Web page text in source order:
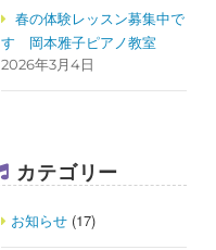
春の体験レッスン募集中で
す
岡本雅子ピアノ教室
2026年3月4日
カテゴリー
お知らせ(17)